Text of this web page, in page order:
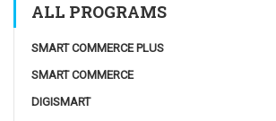
ALL PROGRAMS
SMART COMMERCE PLUS
SMART COMMERCE
DIGISMART